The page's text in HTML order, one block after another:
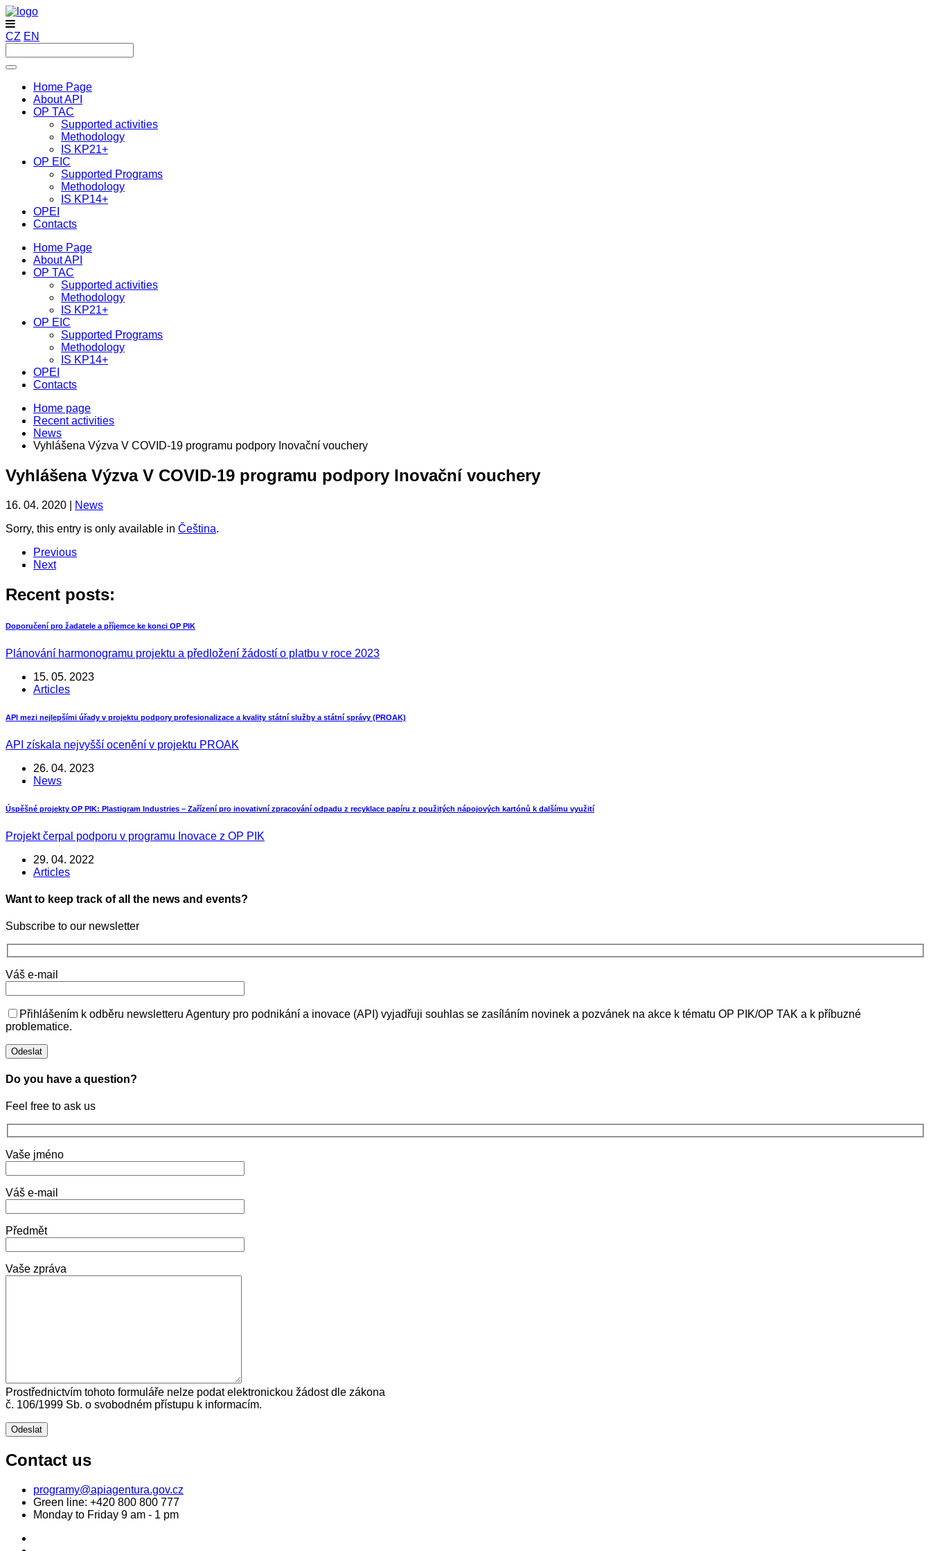
CZ EN
Home Page
About API
OP TAC
Supported activities
Methodology
IS KP21+
OP EIC
Supported Programs
Methodology
IS KP14+
OPEI
Contacts
Home Page
About API
OP TAC
Supported activities
Methodology
IS KP21+
OP EIC
Supported Programs
Methodology
IS KP14+
OPEI
Contacts
Home page
Recent activities
News
Vyhlášena Výzva V COVID-19 programu podpory Inovační vouchery
Vyhlášena Výzva V COVID-19 programu podpory Inovační vouchery
16. 04. 2020 |
News
Sorry, this entry is only available in Čeština.
Previous
Next
Recent posts:
Doporučení pro žadatele a příjemce ke konci OP PIK
Plánování harmonogramu projektu a předložení žádostí o platbu v roce 2023
15. 05. 2023
Articles
API mezi nejlepšími úřady v projektu podpory profesionalizace a kvality státní služby a státní správy (PROAK)
API získala nejvyšší ocenění v projektu PROAK
26. 04. 2023
News
Úspěšné projekty OP PIK: Plastigram Industries – Zařízení pro inovativní zpracování odpadu z recyklace papíru z použitých nápojových kartónů k dalšímu využití
Projekt čerpal podporu v programu Inovace z OP PIK
29. 04. 2022
Articles
Want to keep track of all the news and events?
Subscribe to our newsletter
Váš e-mail
Přihlášením k odběru newsletteru Agentury pro podnikání a inovace (API) vyjadřuji souhlas se zasíláním novinek a pozvánek na akce k tématu OP PIK/OP TAK a k příbuzné
problematice.
Do you have a question?
Feel free to ask us
Vaše jméno
Váš e-mail
Předmět
Vaše zpráva
Prostřednictvím tohoto formuláře nelze podat elektronickou žádost dle zákona
č. 106/1999 Sb. o svobodném přístupu k informacím.
Contact us
programy@apiagentura.gov.cz
Green line: +420 800 800 777
Monday to Friday 9 am - 1 pm